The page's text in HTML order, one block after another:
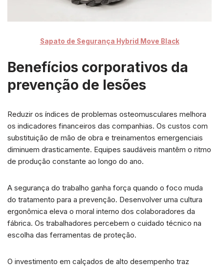
Sapato de Segurança Hybrid Move Black
Benefícios corporativos da
prevenção de lesões
Reduzir os índices de problemas osteomusculares melhora
os indicadores financeiros das companhias. Os custos com
substituição de mão de obra e treinamentos emergenciais
diminuem drasticamente. Equipes saudáveis mantêm o ritmo
de produção constante ao longo do ano.
A segurança do trabalho ganha força quando o foco muda
do tratamento para a prevenção. Desenvolver uma cultura
ergonômica eleva o moral interno dos colaboradores da
fábrica. Os trabalhadores percebem o cuidado técnico na
escolha das ferramentas de proteção.
O investimento em calçados de alto desempenho traz